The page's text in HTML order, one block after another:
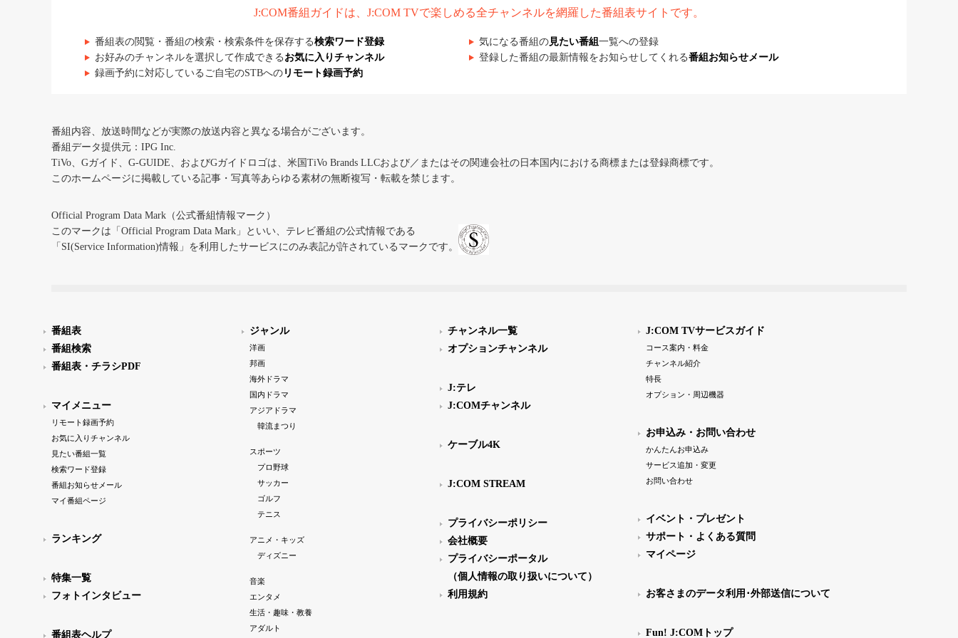
J:COM番組ガイドは、J:COM TVで楽しめる全チャンネルを網羅した番組表サイトです。
番組表の閲覧・番組の検索・検索条件を保存する検索ワード登録 気になる番組の見たい番組 一覧への登録
お好みのチャンネルを選択して作成できる お気に入りチャンネル 登録した番組の最新情報をお知らせしてくれる番組お知らせメール
録画予約に対応しているご自宅のSTBへの リモート録画予約
番組内容、放送時間などが実際の放送内容と異なる場合がございます。
番組データ提供元：IPG Inc.
TiVo、Gガイド、G-GUIDE、およびGガイドロゴは、米国TiVo Brands LLCおよび／またはその関連会社の日本国内における商標または登録商標です。
このホームページに掲載している記事・写真等あらゆる素材の無断複写・転載を禁じます。
Official Program Data Mark（公式番組情報マーク）
このマークは「Official Program Data Mark」といい、テレビ番組の公式情報である
「SI(Service Information)情報」を利用したサービスにのみ表記が許されているマークです。
番組表
番組検索
番組表・チラシPDF
マイメニュー
リモート録画予約
お気に入りチャンネル
見たい番組一覧
検索ワード登録
番組お知らせメール
マイ番組ページ
ランキング
特集一覧
フォトインタビュー
番組表ヘルプ
ジャンル
洋画
邦画
海外ドラマ
国内ドラマ
アジアドラマ
韓流まつり
スポーツ
プロ野球
サッカー
ゴルフ
テニス
アニメ・キッズ
ディズニー
音楽
エンタメ
生活・趣味・教養
アダルト
チャンネル一覧
オプションチャンネル
J:テレ
J:COMチャンネル
ケーブル4K
J:COM STREAM
プライバシーポリシー
会社概要
プライバシーポータル
（個人情報の取り扱いについて）
利用規約
J:COM TVサービスガイド
コース案内・料金
チャンネル紹介
特長
オプション・周辺機器
お申込み・お問い合わせ
かんたんお申込み
サービス追加・変更
お問い合わせ
イベント・プレゼント
サポート・よくある質問
マイページ
お客さまのデータ利用･外部送信について
Fun! J:COMトップ